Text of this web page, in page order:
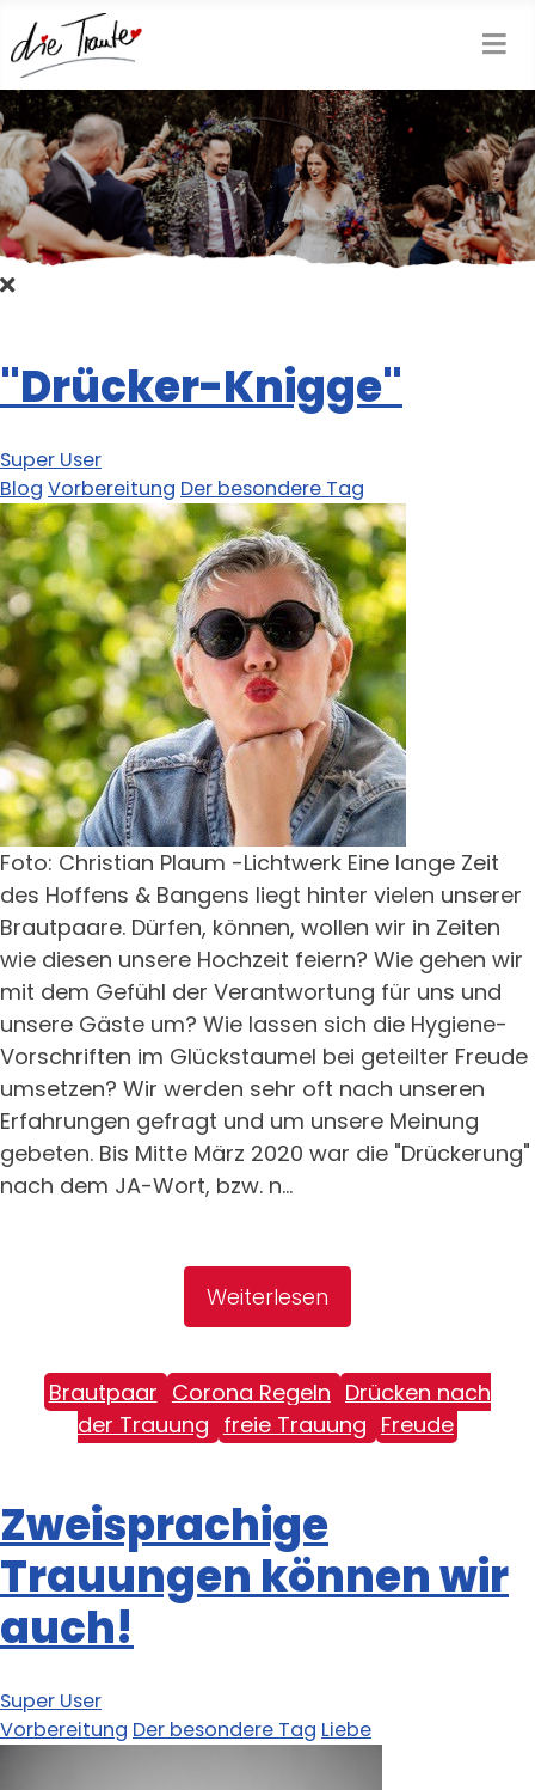
"Drücker-Knigge"
Super User
Blog Vorbereitung Der besondere Tag
Foto: Christian Plaum -Lichtwerk Eine lange Zeit
des Hoffens & Bangens liegt hinter vielen unserer
Brautpaare. Dürfen, können, wollen wir in Zeiten
wie diesen unsere Hochzeit feiern? Wie gehen wir
mit dem Gefühl der Verantwortung für uns und
unsere Gäste um? Wie lassen sich die Hygiene-
Vorschriften im Glückstaumel bei geteilter Freude
umsetzen? Wir werden sehr oft nach unseren
Erfahrungen gefragt und um unsere Meinung
gebeten. Bis Mitte März 2020 war die "Drückerung"
nach dem JA-Wort, bzw. n...
Weiterlesen
Brautpaar Corona Regeln Drücken nach
der Trauung freie Trauung Freude
Zweisprachige
Trauungen können wir
auch!
Super User
Vorbereitung Der besondere Tag Liebe